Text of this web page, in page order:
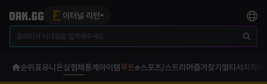
이터널 리턴
순위표유니온실험체 통계 아이템루트e스포츠/스트리머 즐겨찾기 멀티서치 파티